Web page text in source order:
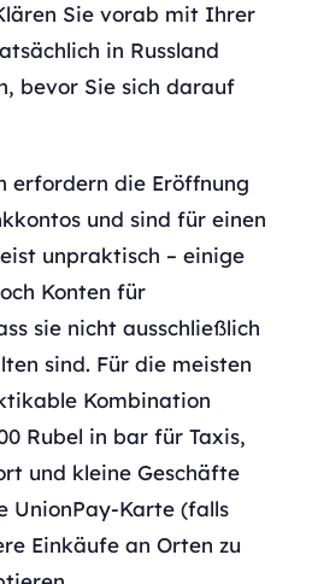
Sie vorab mit Ihrer
in Russland
bevor Sie sich darauf
erfordern die Eröffnung
und sind für einen
unpraktisch – einige
Konten für
sie nicht ausschließlich
sind. Für die meisten
Kombination
Rubel in bar für Taxis,
und kleine Geschäfte
UnionPay-Karte (falls
Einkäufe an Orten zu